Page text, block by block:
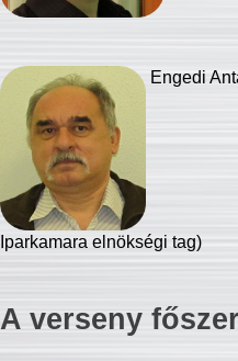
Engedi
Iparkamara elnökségi tag)
A verseny